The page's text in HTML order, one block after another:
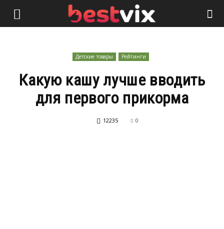
Детские товары Рейтинги
Какую кашу лучше вводить
для первого прикорма
12235 0